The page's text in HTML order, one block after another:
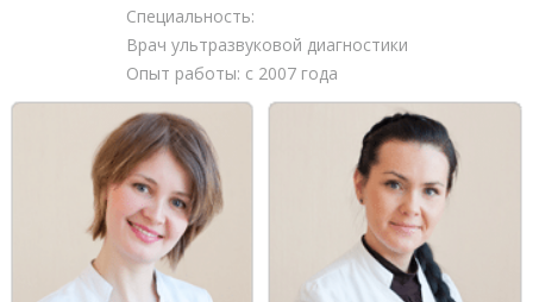
Специальность:
Врач ультразвуковой диагностики
Опыт работы: с 2007 года